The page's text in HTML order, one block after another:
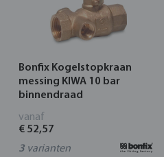
Bonfix Kogelstopkraan
messing KIWA 10 bar
binnendraad
vanaf
€ 52,57
3 varianten